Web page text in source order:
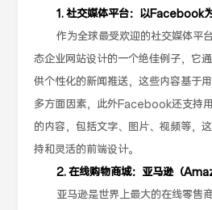
1. 社交媒体平台：以Facebook
作为全球最受欢迎的社交媒体
态企业网站设计的一个绝佳例子，它
供个性化的新闻推送，这些内容基于
多方面因素，此外Facebook还支持
的内容，包括文字、图片、视频等，
持和灵活的前端设计。
2. 在线购物商城：亚马逊（
亚马逊是世界上最大的在线零售